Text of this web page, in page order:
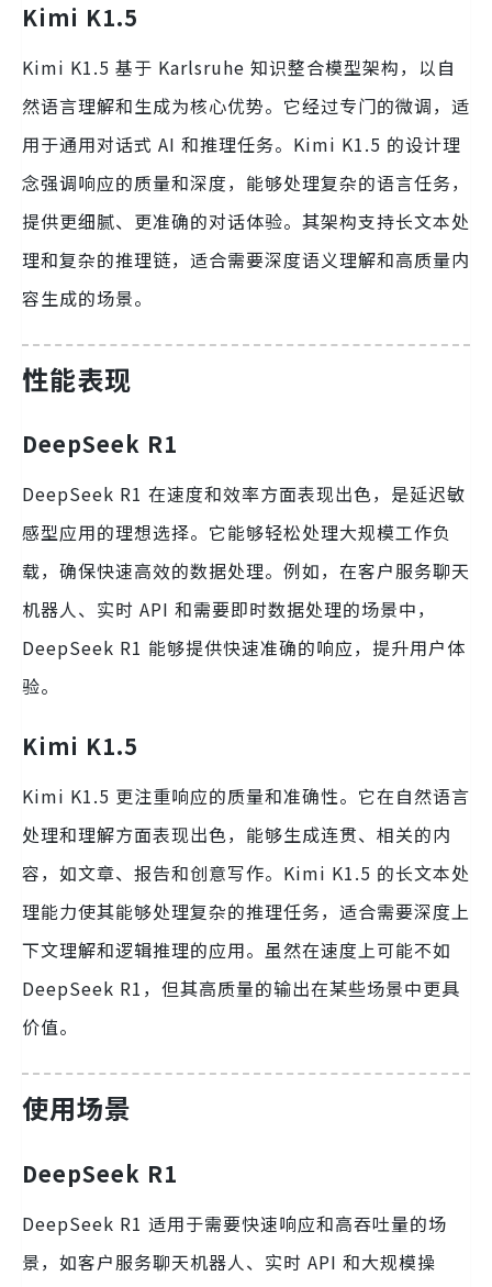
Kimi K1.5
Kimi K1.5 基于 Karlsruhe 知识整合模型架构，以自
然语言理解和生成为核心优势。它经过专门的微调，适
用于通用对话式 AI 和推理任务。Kimi K1.5 的设计理
念强调响应的质量和深度，能够处理复杂的语言任务，
提供更细腻、更准确的对话体验。其架构支持长文本处
理和复杂的推理链，适合需要深度语义理解和高质量内
容生成的场景。
性能表现
DeepSeek R1
DeepSeek R1 在速度和效率方面表现出色，是延迟敏
感型应用的理想选择。它能够轻松处理大规模工作负
载，确保快速高效的数据处理。例如，在客户服务聊天
机器人、实时 API 和需要即时数据处理的场景中，
DeepSeek R1 能够提供快速准确的响应，提升用户体
验。
Kimi K1.5
Kimi K1.5 更注重响应的质量和准确性。它在自然语言
处理和理解方面表现出色，能够生成连贯、相关的内
容，如文章、报告和创意写作。Kimi K1.5 的长文本处
理能力使其能够处理复杂的推理任务，适合需要深度上
下文理解和逻辑推理的应用。虽然在速度上可能不如
DeepSeek R1，但其高质量的输出在某些场景中更具
价值。
使用场景
DeepSeek R1
DeepSeek R1 适用于需要快速响应和高吞吐量的场
景，如客户服务聊天机器人、实时 API 和大规模操